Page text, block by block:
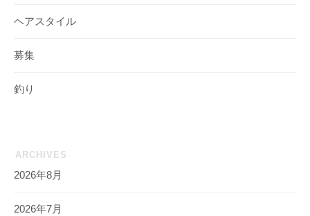
ヘアスタイル
募集
釣り
ARCHIVES
2026年8月
2026年7月